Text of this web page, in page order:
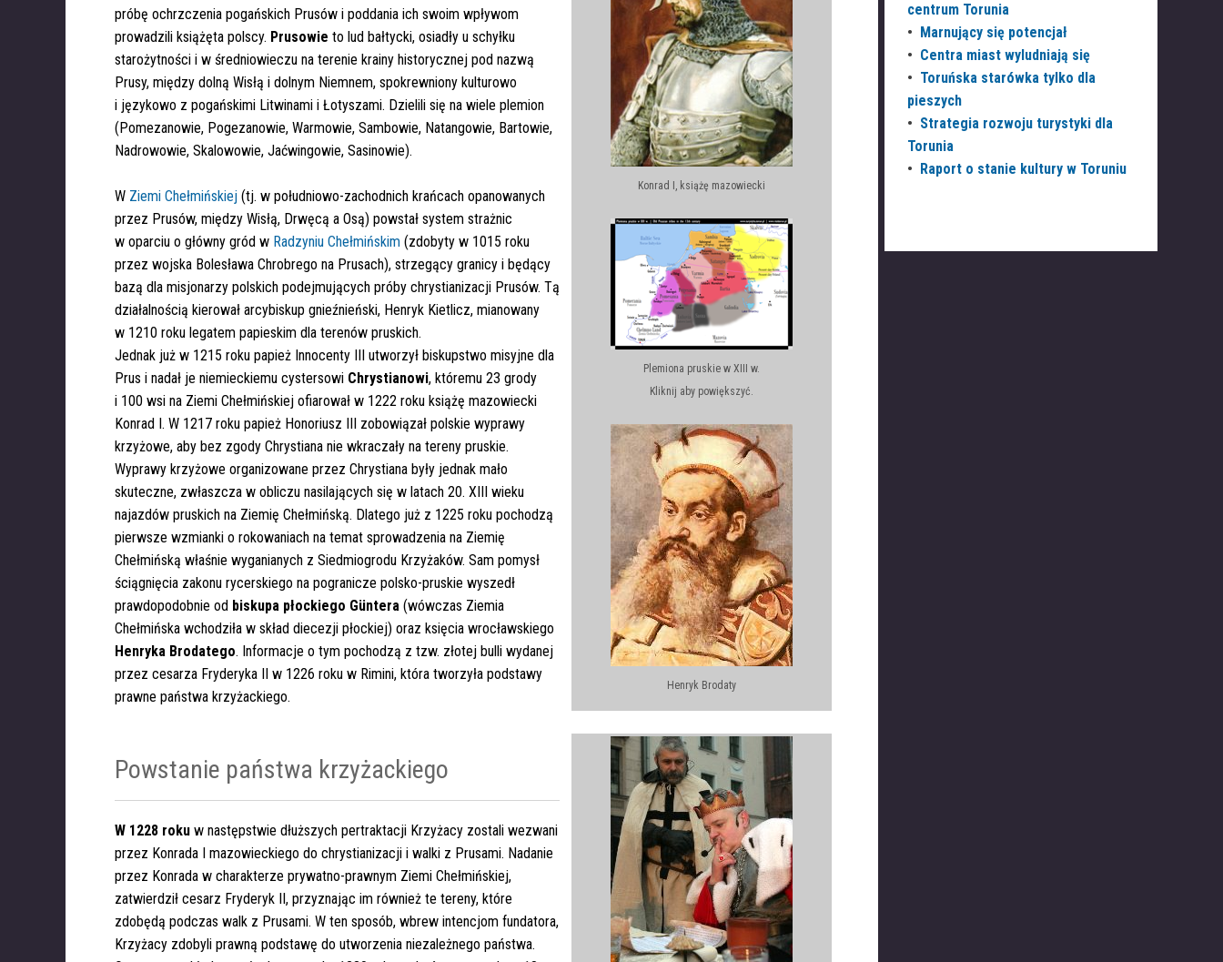
próbę ochrzczenia pogańskich Prusów i poddania ich swoim wpływom
prowadzili książęta polscy. Prusowie to lud bałtycki, osiadły u schyłku
starożytności i w średniowieczu na terenie krainy historycznej pod nazwą
Prusy, między dolną Wisłą i dolnym Niemnem, spokrewniony kulturowo
i językowo z pogańskimi Litwinami i Łotyszami. Dzielili się na wiele plemion
(Pomezanowie, Pogezanowie, Warmowie, Sambowie, Natangowie, Bartowie,
Nadrowowie, Skalowowie, Jaćwingowie, Sasinowie).
W Ziemi Chełmińskiej (tj. w południowo-zachodnich krańcach opanowanych
przez Prusów, między Wisłą, Drwęcą a Osą) powstał system strażnic
w oparciu o główny gród w Radzyniu Chełmińskim (zdobyty w 1015 roku
przez wojska Bolesława Chrobrego na Prusach), strzegący granicy i będący
bazą dla misjonarzy polskich podejmujących próby chrystianizacji Prusów. Tą
działalnością kierował arcybiskup gnieźnieński, Henryk Kietlicz, mianowany
w 1210 roku legatem papieskim dla terenów pruskich.
Jednak już w 1215 roku papież Innocenty III utworzył biskupstwo misyjne dla
Prus i nadał je niemieckiemu cystersowi Chrystianowi, któremu 23 grody
i 100 wsi na Ziemi Chełmińskiej ofiarował w 1222 roku książę mazowiecki
Konrad I. W 1217 roku papież Honoriusz III zobowiązał polskie wyprawy
krzyżowe, aby bez zgody Chrystiana nie wkraczały na tereny pruskie.
Wyprawy krzyżowe organizowane przez Chrystiana były jednak mało
skuteczne, zwłaszcza w obliczu nasilających się w latach 20. XIII wieku
najazdów pruskich na Ziemię Chełmińską. Dlatego już z 1225 roku pochodzą
pierwsze wzmianki o rokowaniach na temat sprowadzenia na Ziemię
Chełmińską właśnie wyganianych z Siedmiogrodu Krzyżaków. Sam pomysł
ściągnięcia zakonu rycerskiego na pogranicze polsko-pruskie wyszedł
prawdopodobnie od biskupa płockiego Güntera (wówczas Ziemia
Chełmińska wchodziła w skład diecezji płockiej) oraz księcia wrocławskiego
Henryka Brodatego. Informacje o tym pochodzą z tzw. złotej bulli wydanej
przez cesarza Fryderyka II w 1226 roku w Rimini, która tworzyła podstawy
prawne państwa krzyżackiego.
Konrad I, książę mazowiecki
Plemiona pruskie w XIII w.
Kliknij aby powiększyć.
Henryk Brodaty
Powstanie państwa krzyżackiego
W 1228 roku w następstwie dłuższych pertraktacji Krzyżacy zostali wezwani
przez Konrada I mazowieckiego do chrystianizacji i walki z Prusami. Nadanie
przez Konrada w charakterze prywatno-prawnym Ziemi Chełmińskiej,
zatwierdził cesarz Fryderyk II, przyznając im również te tereny, które
zdobędą podczas walk z Prusami. W ten sposób, wbrew intencjom fundatora,
Krzyżacy zdobyli prawną podstawę do utworzenia niezależnego państwa.
centrum Torunia
•
Marnujący się potencjał
• Centra miast wyludniają się
• Toruńska starówka tylko dla
pieszych
• Strategia rozwoju turystyki dla
Torunia
•
Raport o stanie kultury w Toruniu